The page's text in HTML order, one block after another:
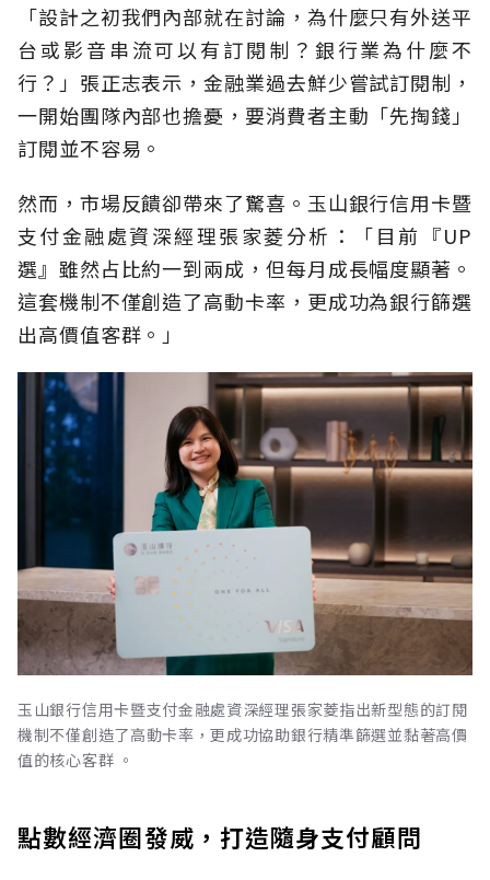
「設計之初我們內部就在討論，為什麼只有外送平
台或影音串流可以有訂閱制？銀行業為什麼不
行？」張正志表示，金融業過去鮮少嘗試訂閱制，
一開始團隊內部也擔憂，要消費者主動「先掏錢」
訂閱並不容易。
然而，市場反饋卻帶來了驚喜。玉山銀行信用卡暨
支付金融處資深經理張家菱分析：「目前『UP
選』雖然占比約一到兩成，但每月成長幅度顯著。
這套機制不僅創造了高動卡率，更成功為銀行篩選
出高價值客群。」
玉山銀行信用卡暨支付金融處資深經理張家菱指出新型態的訂閱
機制不僅創造了高動卡率，更成功協助銀行精準篩選並黏著高價
值的核心客群 。
點數經濟圈發威，打造隨身支付顧問